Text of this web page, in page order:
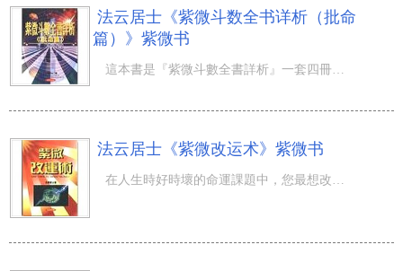
法云居士《紫微斗数全书详析（批命
篇）》紫微书
這本書是『紫微斗數全書詳析』一套四冊中的第四部書，也是整部紫微斗數全書中最精華的完結篇之詳析。要瞭解
法云居士《紫微改运术》紫微书
在人生時好時壞的命運課題中，您最想改變的是什麼運氣？是財運？是官運？是考運？是傷災？還是人災呢？在每